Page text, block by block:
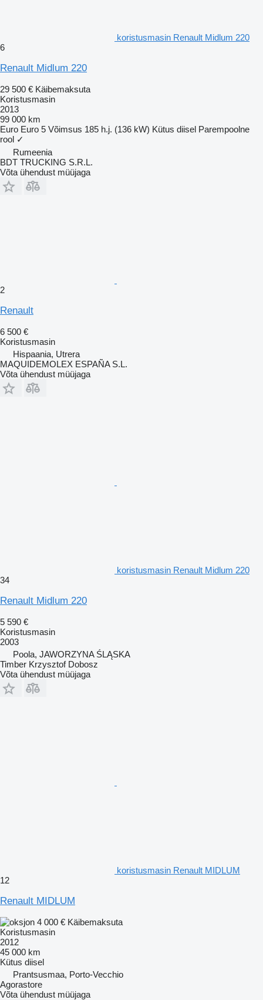
koristusmasin Renault Midlum 220
6
Renault Midlum 220
29 500 € Käibemaksuta
Koristusmasin
2013
99 000 km
Euro Euro 5 Võimsus 185 h.j. (136 kW) Kütus diisel Parempoolne
rool ✓
Rumeenia
BDT TRUCKING S.R.L.
Võta ühendust müüjaga
2
Renault
6 500 €
Koristusmasin
Hispaania, Utrera
MAQUIDEMOLEX ESPAÑA S.L.
Võta ühendust müüjaga
koristusmasin Renault Midlum 220
34
Renault Midlum 220
5 590 €
Koristusmasin
2003
Poola, JAWORZYNA ŚLĄSKA
Timber Krzysztof Dobosz
Võta ühendust müüjaga
koristusmasin Renault MIDLUM
12
Renault MIDLUM
4 000 € Käibemaksuta
Koristusmasin
2012
45 000 km
Kütus diisel
Prantsusmaa, Porto-Vecchio
Agorastore
Võta ühendust müüjaga